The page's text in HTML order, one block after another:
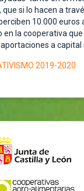
si lo hacen a
10.000 euros
en la cooperativa
a capital
2019-2020